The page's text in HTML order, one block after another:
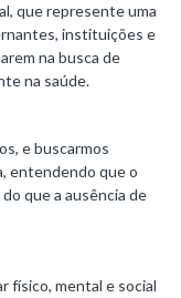
que represente uma
instituições e
na busca de
na saúde.
e buscarmos
entendendo que o
que a ausência de
físico, mental e social